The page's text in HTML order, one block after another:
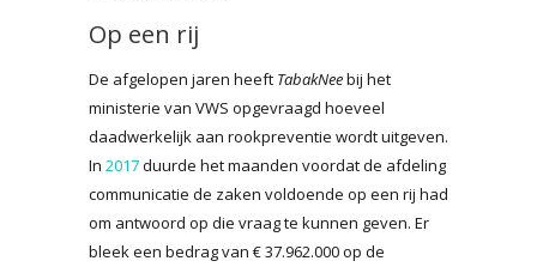
Op een rij
De afgelopen jaren heeft TabakNeebij het
ministerie van VWS opgevraagd hoeveel
daadwerkelijk aan rookpreventie wordt uitgeven.
In 2017duurde het maanden voordat de afdeling
communicatie de zaken voldoende op een rij had
om antwoord op die vraag te kunnen geven. Er
bleek een bedrag van € 37.962.000 op de